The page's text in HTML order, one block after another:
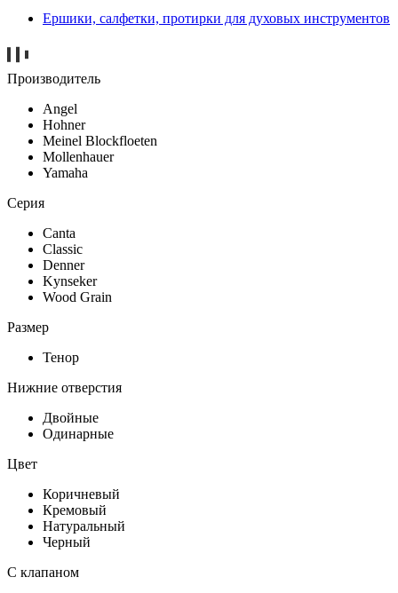
Ершики, салфетки, протирки для духовых инструментов
Производитель
Angel
Hohner
Meinel Blockfloeten
Mollenhauer
Yamaha
Серия
Canta
Classic
Denner
Kynseker
Wood Grain
Размер
Тенор
Нижние отверстия
Двойные
Одинарные
Цвет
Коричневый
Кремовый
Натуральный
Черный
С клапаном